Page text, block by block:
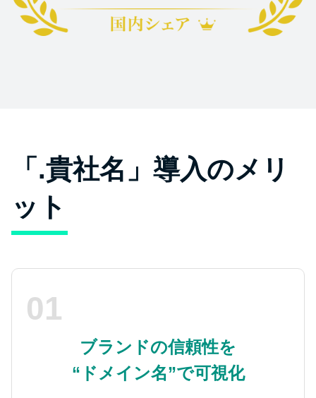
「.貴社名」導入のメリ
ット
01
ブランドの信頼性を
“ドメイン名”で可視化